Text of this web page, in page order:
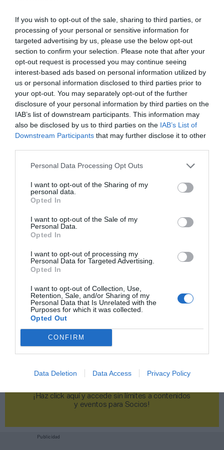
If you wish to opt-out of the sale, sharing to third parties, or
processing of your personal or sensitive information for
targeted advertising by us, please use the below opt-out
section to confirm your selection. Please note that after your
opt-out request is processed you may continue seeing
interest-based ads based on personal information utilized by
us or personal information disclosed to third parties prior to
your opt-out. You may separately opt-out of the further
disclosure of your personal information by third parties on the
IAB’s list of downstream participants. This information may
also be disclosed by us to third parties on the IAB’s List of
Downstream Participants that may further disclose it to other
Personal Data Processing Opt Outs
I want to opt-out of the Sharing of my
personal data.
Opted In
I want to opt-out of the Sale of my
Personal Data.
Opted In
I want to opt-out of processing my
Personal Data for Targeted Advertising.
Opted In
I want to opt-out of Collection, Use,
Retention, Sale, and/or Sharing of my
Personal Data that Is Unrelated with the
Purposes for which it was collected.
Opted Out
CONFIRM
Data Deletion Data Access Privacy Policy
el hecho de que en enero los gimnasios mantuvieran el
57% de los socios respecto al mismo mes de 2020 “es
una buena señal que indica que los socios que quedan
tienen un alto nivel de compromiso”.
Añadir2Playbookcomo fuente preferida de Google
de forma gratuita
Mantente informado con las últimas noticias de actualidad.
ACTIVAR AHORA
Publicidad
2Playbook Club
¡Haz click aquí y accede sin límites a contenidos
y eventos para Socios!​​​​​​​
Publicidad